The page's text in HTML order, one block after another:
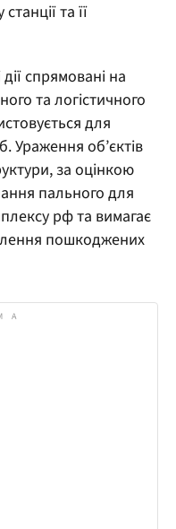
та її
спрямовані на
та логістичного
для
Ураження об’єктів
за оцінкою
пального для
рф та вимагає
пошкоджених